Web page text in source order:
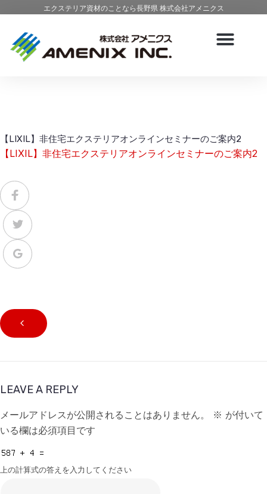
エクステリア資材のことなら長野県 株式会社アメニクス
【LIXIL】非住宅エクステリアオンラインセミナーのご案内2
【LIXIL】非住宅エクステリアオンラインセミナーのご案内2
LEAVE A REPLY
メールアドレスが公開されることはありません。 ※ が付いて
いる欄は必須項目です
上の計算式の答えを入力してください